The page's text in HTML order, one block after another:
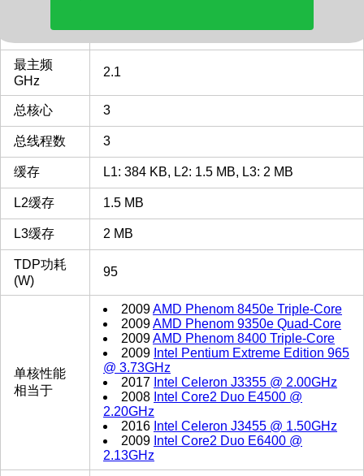
CPU插槽 AM2+AM2+ 插槽 接口 CPU列表
最主频
GHz
2.1
总核心 3
总线程数 3
缓存 L1: 384 KB, L2: 1.5 MB, L3: 2 MB
L2缓存 1.5 MB
L3缓存 2 MB
TDP功耗
(W)
95
单核性能
相当于
2009AMD Phenom 8450e Triple-Core
2009AMD Phenom 9350e Quad-Core
2009AMD Phenom 8400 Triple-Core
2009 Intel Pentium Extreme Edition 965
@ 3.73GHz
2017 Intel Celeron J3355 @ 2.00GHz
2008 Intel Core2 Duo E4500 @
2.20GHz
2016 Intel Celeron J3455 @ 1.50GHz
2009 Intel Core2 Duo E6400 @
2.13GHz